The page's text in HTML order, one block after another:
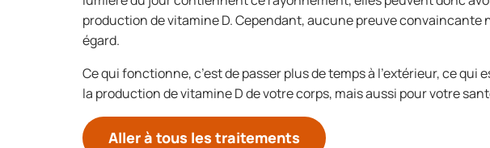
production de vitamine D. Cependant, aucune preuve convaincante
égard.
Ce qui fonctionne, c’est de passer plus de temps à l’extérieur, ce
la production de vitamine D de votre corps, mais aussi pour votre
Aller à tous les traitements